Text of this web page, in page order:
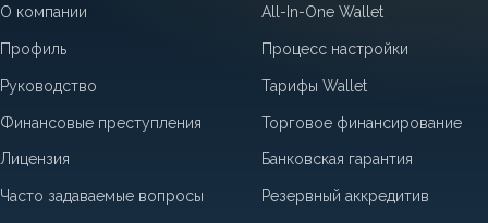
О компании
Профиль
Руководство
Финансовые преступления
Лицензия
Часто задаваемые вопросы
All-In-One Wallet
Процесс настройки
Тарифы Wallet
Торговое финансирование
Банковская гарантия
Резервный аккредитив